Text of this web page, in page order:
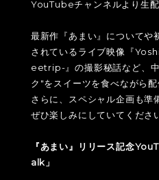
YouTubeチャンネルより生配
最新作『あまい』について
されているライブ映像『
eetrip-』の撮影秘話など、
ク"をスイーツを食べながら配
さらに、スペシャル企画も準
ぜひ楽しみにしていてくださ
『あまい』リリース記念
alk」